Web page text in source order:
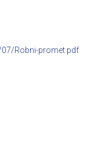
Robni-promet.pdf